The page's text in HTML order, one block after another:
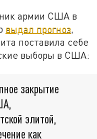
армии США в
выдал прогноз,
поставила себе
выборы в США:
закрытие
элитой,
как